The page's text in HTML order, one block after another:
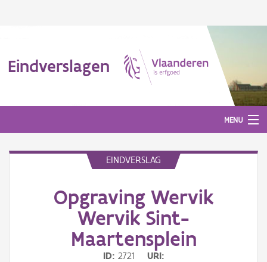
Eindverslagen
MENU
Gepubliceerde eindverslagen
EINDVERSLAG
Opgraving Wervik
Wervik Sint-
Maartensplein
ID 2721
URI